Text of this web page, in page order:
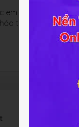
em sẽ được học các
thạch và
quá